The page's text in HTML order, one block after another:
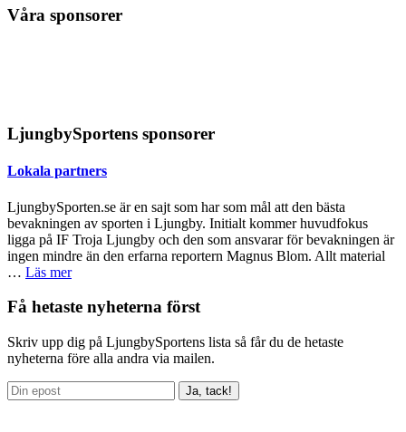
Våra sponsorer
LjungbySportens sponsorer
Lokala partners
LjungbySporten.se är en sajt som har som mål att den bästa
bevakningen av sporten i Ljungby. Initialt kommer huvudfokus
ligga på IF Troja Ljungby och den som ansvarar för bevakningen är
ingen mindre än den erfarna reportern Magnus Blom. Allt material
… Läs merom
partners
Primärt
sidofält
Få hetaste nyheterna först
Skriv upp dig på LjungbySportens lista så får du de hetaste
nyheterna före alla andra via mailen.